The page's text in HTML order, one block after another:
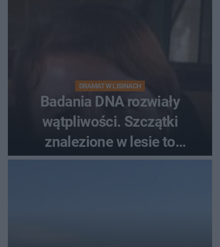
DRAMAT W LISINACH
Badania DNA rozwiały
wątpliwości. Szczątki
znalezione w lesie to
zaginiona Jowita Zielińska